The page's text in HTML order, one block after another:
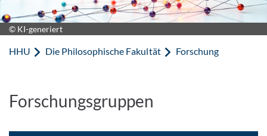
© KI-generiert
HHU Die Philosophische Fakultät Forschung
Forschungsgruppen